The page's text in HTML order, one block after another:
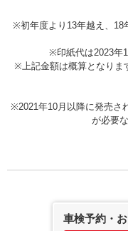
※初年度より13年越え、18
※印紙代は2023年
※上記金額は概算となりま
※2021年10月以降に発売さ
が必要
車検予約・